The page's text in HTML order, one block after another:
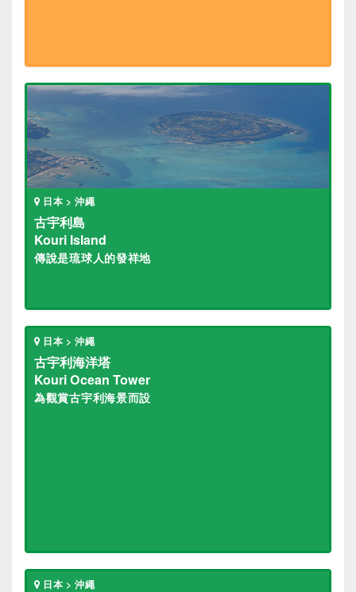
日本 > 沖繩
古宇利島
Kouri Island
傳說是琉球人的發祥地
日本 > 沖繩
古宇利海洋塔
Kouri Ocean Tower
為觀賞古宇利海景而設
日本 > 沖繩